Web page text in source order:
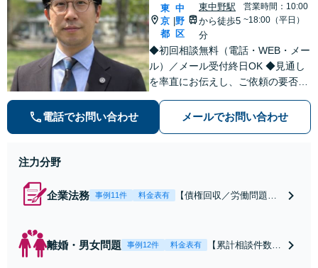
東
京
都
中
野
区
東中野駅
から徒歩5
分
営業時間：10:00
~18:00（平日）
◆初回相談無料（電話・WEB・メー
ル）／メール受付終日OK ◆見通し
を率直にお伝えし、ご依頼の要否も
解決まで弁護士本人が一貫してスピ
ーディーに対応いたします。 ◆累計
電話でお問い合わせ メールでお問い合わせ
注力分野
企業法務 事例11件 料金表有
【債権回収／労働問題／
のトラブル・会社内のト
ラブルなど、事後の解決
離婚・男女問題 事例12件 料金表有
【累計相談件数20